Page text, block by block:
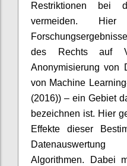
Restriktionen bei
vermeiden.
des Rechts auf
Anonymisierung von
von Machine
(2016)) – ein Gebiet
bezeichnen ist. Hier
Effekte dieser
Datenauswertung
Algorithmen. Dabei